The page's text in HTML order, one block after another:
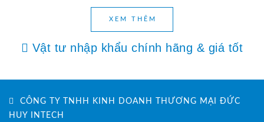
XEM THÊM
Vật tư nhập khẩu chính hãng & giá tốt
CÔNG TY TNHH KINH DOANH THƯƠNG MẠI ĐỨC
HUY INTECH